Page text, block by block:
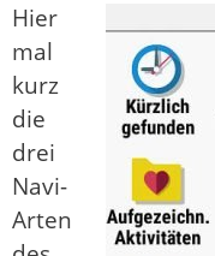
Hier
mal
kurz
die
drei
Navi-
Arten